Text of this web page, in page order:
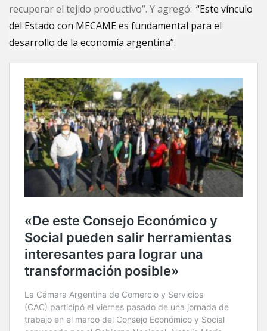
recuperar el tejido productivo”. Y agregó: “Este vínculo
del Estado con MECAME es fundamental para el
desarrollo de la economía argentina”.